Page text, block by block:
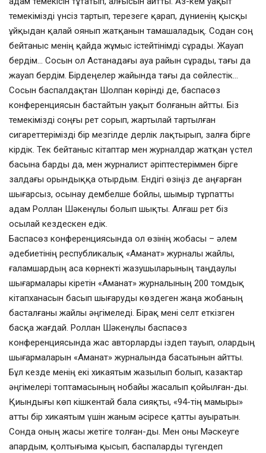
темекімізді үнсіз тартып, терезеге қарап, дүниенің қысқы
ұйқыдан қалай оянып жатқанын тамашаладық. Содан соң
бейтаныс менің қайда жұмыс істейтінімді сұрады. Жауап
бердім… Сосын ол Астанадағы ауа райын сұрады, тағы да
жауап бердім. Бірдеңелер жайында тағы да сөйлестік…
Сосын баспалдақтан Шолпан көрінді де, баспасөз
конференциясын бастайтын уақыт болғанын айтты. Біз
темекімізді соңғы рет сорып, жартылай тартылған
сигареттерімізді бір мезгілде дерлік лақтырып, залға бірге
кірдік. Тек бейтаныс кітаптар мен журналдар жатқан үстел
басына барды да, мен журналист әріптестеріммен бірге
залдағы орындыққа отырдым. Ендігі өзіңіз де аңғарған
шығарсыз, осынау дембелше бойлы, шымыр тұрпатты
адам Роллан Шәкенұлы болып шықты. Алғаш рет біз
осылай кездескен едік.
Баспасөз конференциясында ол өзінің жобасы – әлем
әдебиетінің республикалық «Аманат» журналы жайлы,
ғаламшардың аса көрнекті жазушыларының таңдаулы
шығармалары кіретін «Аманат» журналының 200 томдық
кітапханасын басып шығаруды көздеген жаңа жобаның
басталғаны жайлы әңгімеледі. Бірақ мені селт еткізген
басқа жағдай. Роллан Шәкенұлы баспасөз
конференциясында жас авторларды іздеп тауып, олардың
шығармаларын «Аманат» журналында басатынын айтты.
Бұл кезде менің екі хикаятым жазылып болып, казактар
әңгімелері топтамасының нобайы жасалып қойылған-ды.
Қиындығы көп кішкентай бала сияқты, «94-тің мамыры»
атты бір хикаятым үшін жаным әсіресе қатты ауыратын.
Сонда оның жасы жетіге толған-ды. Мен оны Мәскеуге
апардым, қолтығыма қысып, баспаларды түгендеп